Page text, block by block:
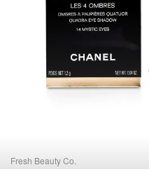
Fresh Beauty Co.